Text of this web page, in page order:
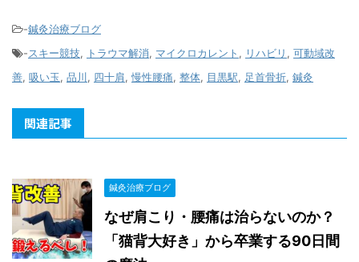
-鍼灸治療ブログ
-スキー競技, トラウマ解消, マイクロカレント , リハビリ , 可動域改
善, 吸い玉, 品川, 四十肩, 慢性腰痛, 整体, 目黒駅, 足首骨折, 鍼灸
関連記事
鍼灸治療ブログ
なぜ肩こり・腰痛は治らないのか？
「猫背大好き」から卒業する90日間